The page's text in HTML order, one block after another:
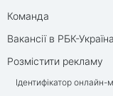
Команда
Вакансії в РБК-Україна
Розмістити рекламу
Ідентифікатор онлайн-